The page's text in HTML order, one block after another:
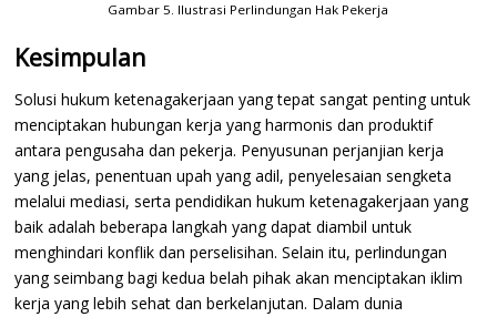
Gambar 5. Ilustrasi Perlindungan Hak Pekerja
Kesimpulan
Solusi hukum ketenagakerjaan yang tepat sangat penting untuk
menciptakan hubungan kerja yang harmonis dan produktif
antara pengusaha dan pekerja. Penyusunan perjanjian kerja
yang jelas, penentuan upah yang adil, penyelesaian sengketa
melalui mediasi, serta pendidikan hukum ketenagakerjaan yang
baik adalah beberapa langkah yang dapat diambil untuk
menghindari konflik dan perselisihan. Selain itu, perlindungan
yang seimbang bagi kedua belah pihak akan menciptakan iklim
kerja yang lebih sehat dan berkelanjutan. Dalam dunia